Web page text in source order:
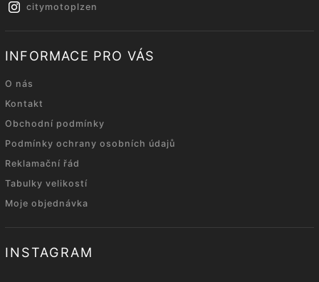
citymotoplzen
INFORMACE PRO VÁS
O nás
Kontakt
Obchodní podmínky
Podmínky ochrany osobních údajů
Reklamační řád
Tabulky velikostí
Moje objednávka
INSTAGRAM